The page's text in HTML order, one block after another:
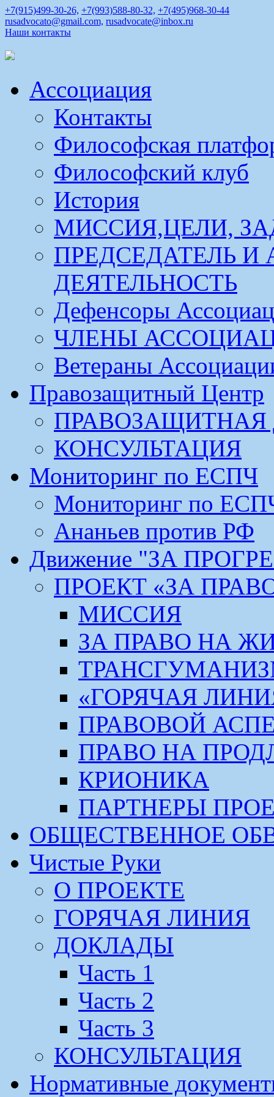
+7(915)499-30-26, +7(993)588-80-32, +7(495)968-30-44
rusadvocato@gmail.com, rusadvocate@inbox.ru
Наши контакты
Ассоциация
Контакты
Философская
Философский клуб
История
МИССИЯ,ЦЕЛИ,
ПРЕДСЕДАТЕЛЬ И
ДЕЯТЕЛЬНОСТЬ
Дефенсоры
ЧЛЕНЫ
Ветераны
Правозащитный Центр
ПРАВОЗАЩИТНАЯ
КОНСУЛЬТАЦИЯ
Мониторинг по ЕСПЧ
Мониторинг по
Ананьев против РФ
Движение "ЗА
ПРОЕКТ «ЗА
МИССИЯ
ЗА ПРАВО НА
«ГОРЯЧАЯ
ПРАВОВОЙ
ПРАВО НА
КРИОНИКА
ПАРТНЕРЫ
ОБЩЕСТВЕННОЕ
Чистые Руки
О ПРОЕКТЕ
ГОРЯЧАЯ ЛИНИЯ
ДОКЛАДЫ
Часть 1
Часть 2
Часть 3
КОНСУЛЬТАЦИЯ
Нормативные